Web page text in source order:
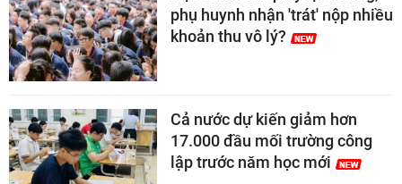
phụ huynh nhận 'trát' nộp nhiều
khoản thu vô lý?
Cả nước dự kiến giảm hơn
17.000 đầu mối trường công
lập trước năm học mới